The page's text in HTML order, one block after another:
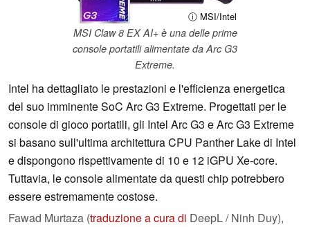
ⓘ MSI/Intel
MSI Claw 8 EX AI+ è una delle prime
console portatili alimentate da Arc G3
Extreme.
Intel ha dettagliato le prestazioni e l'efficienza energetica
del suo imminente SoC Arc G3 Extreme. Progettati per le
console di gioco portatili, gli Intel Arc G3 e Arc G3 Extreme
si basano sull'ultima architettura CPU Panther Lake di Intel
e dispongono rispettivamente di 10 e 12 iGPU Xe-core.
Tuttavia, le console alimentate da questi chip potrebbero
essere estremamente costose.
Fawad Murtaza (traduzione a cura di DeepL / Ninh Duy),